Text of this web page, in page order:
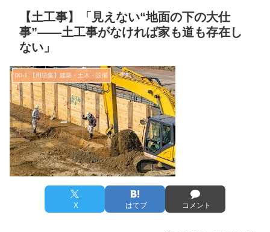
【土工事】「見えない“地面の下の大仕
事”――土工事がなければ家も道も存在し
ない」
00-1.【用語集】建築・土木・設備
X はてブ コメント